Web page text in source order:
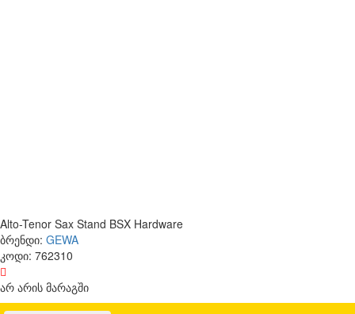
Alto-Tenor Sax Stand BSX Hardware
ბრენდი: GEWA
კოდი: 762310
არ არის მარაგში